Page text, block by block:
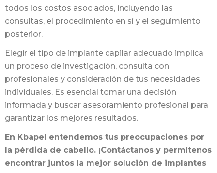
todos los costos asociados, incluyendo las
consultas, el procedimiento en sí y el seguimiento
posterior.
Elegir el tipo de implante capilar adecuado implica
un proceso de investigación, consulta con
profesionales y consideración de tus necesidades
individuales. Es esencial tomar una decisión
informada y buscar asesoramiento profesional para
garantizar los mejores resultados.
En Kbapel entendemos tus preocupaciones por
la pérdida de cabello. ¡Contáctanos y permítenos
encontrar juntos la mejor solución de implantes